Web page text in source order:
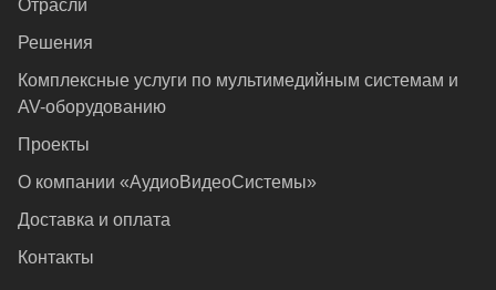
Отрасли
Решения
Комплексные услуги по мультимедийным системам и
AV-оборудованию
Проекты
О компании «АудиоВидеоСистемы»
Доставка и оплата
Контакты